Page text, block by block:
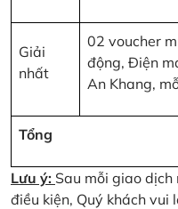
Giải
nhất
02 voucher
động, Điện
An Khang,
Tổng
Lưu ý: Sau mỗi giao
điều kiện, Quý khách